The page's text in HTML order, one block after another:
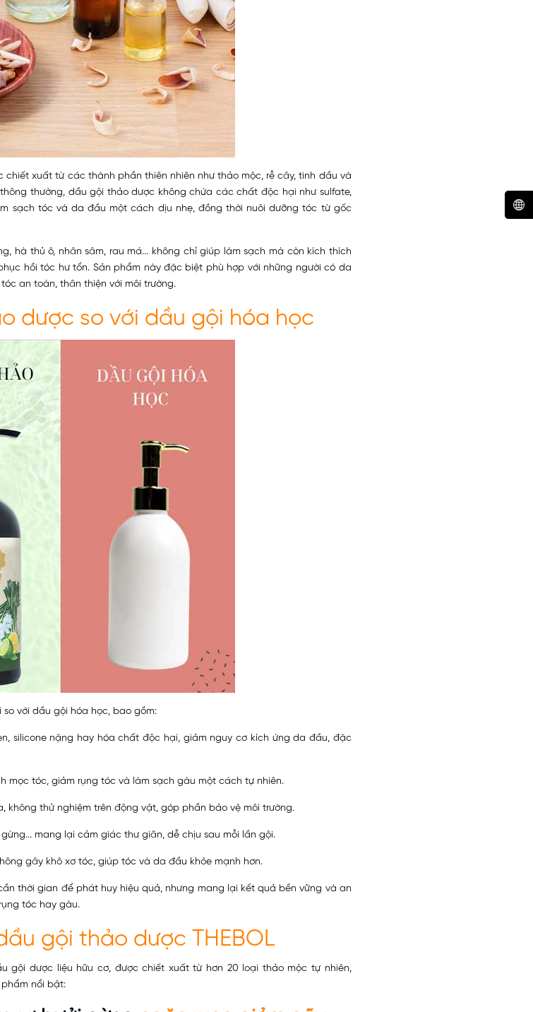
xuất từ các thành phần thiên nhiên như thảo mộc, rễ cây, tinh dầu và
thường, dầu gội thảo dược không chứa các chất độc hại như sulfate,
sạch tóc và da đầu một cách dịu nhẹ, đồng thời nuôi dưỡng tóc từ gốc
hà thủ ô, nhân sâm, rau má... không chỉ giúp làm sạch mà còn kích thích
hồi tóc hư tổn. Sản phẩm này đặc biệt phù hợp với những người có da
tóc an toàn, thân thiện với môi trường.
dược so với dầu gội hóa học
với dầu gội hóa học, bao gồm:
silicone nặng hay hóa chất độc hại, giảm nguy cơ kích ứng da đầu, đặc
mọc tóc, giảm rụng tóc và làm sạch gàu một cách tự nhiên.
không thử nghiệm trên động vật, góp phần bảo vệ môi trường.
mang lại cảm giác thư giãn, dễ chịu sau mỗi lần gội.
gây khô xơ tóc, giúp tóc và da đầu khỏe mạnh hơn.
thời gian để phát huy hiệu quả, nhưng mang lại kết quả bền vững và an
tóc hay gàu.
gội thảo dược THEBOL
gội dược liệu hữu cơ, được chiết xuất từ hơn 20 loại thảo mộc tự nhiên,
nổi bật: